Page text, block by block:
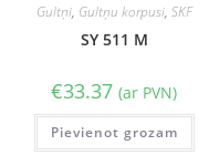
Gultņi, Gultņu korpusi, SKF
SY 511 M
€33.37 (ar PVN)
Pievienot grozam